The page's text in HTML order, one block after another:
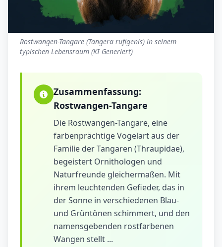
Rostwangen-Tangare (Tangera rufigenis) in seinem
typischen Lebensraum (KI Generiert)
Zusammenfassung:
Rostwangen-Tangare
Die Rostwangen-Tangare, eine
farbenprächtige Vogelart aus der
Familie der Tangaren (Thraupidae),
begeistert Ornithologen und
Naturfreunde gleichermaßen. Mit
ihrem leuchtenden Gefieder, das in
der Sonne in verschiedenen Blau-
und Grüntönen schimmert, und den
namensgebenden rostfarbenen
Wangen stellt ...